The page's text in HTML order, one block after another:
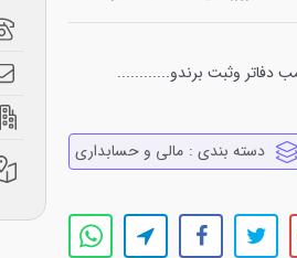
دفاتر وثبت برندو............
دسته بندی : مالي و حسابداري